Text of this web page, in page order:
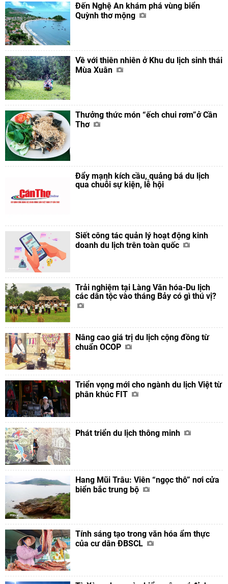
Đến Nghệ An khám phá vùng biển
Quỳnh thơ mộng
Về với thiên nhiên ở Khu du lịch sinh thái
Mùa Xuân
Thưởng thức món “ếch chui rơm”ở Cần
Thơ
Đẩy mạnh kích cầu, quảng bá du lịch
qua chuỗi sự kiện, lễ hội
Siết công tác quản lý hoạt động kinh
doanh du lịch trên toàn quốc
Trải nghiệm tại Làng Văn hóa-Du lịch
các dân tộc vào tháng Bảy có gì thú vị?
Nâng cao giá trị du lịch cộng đồng từ
chuẩn OCOP
Triển vọng mới cho ngành du lịch Việt từ
phân khúc FIT
Phát triển du lịch thông minh
Hang Mũi Trâu: Viên “ngọc thô” nơi cửa
biển bắc trung bộ
Tính sáng tạo trong văn hóa ẩm thực
của cư dân ĐBSCL